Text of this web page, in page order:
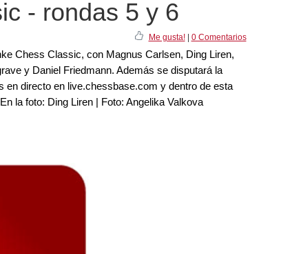
- rondas 5 y 6
Me gusta!| 0 Comentarios
Chess Classic, con Magnus Carlsen, Ding Liren,
y Daniel Friedmann. Además se disputará la
directo en live.chessbase.com y dentro de esta
la foto: Ding Liren | Foto: Angelika Valkova